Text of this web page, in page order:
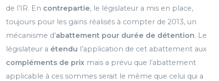
de l’IR. En contrepartie, le législateur a mis en place,
toujours pour les gains réalisés à compter de 2013, un
mécanisme d’abattement pour durée de détention. Le
législateur a étendu l’application de cet abattement aux
compléments de prix mais a prévu que l’abattement
applicable à ces sommes serait le même que celui qui a